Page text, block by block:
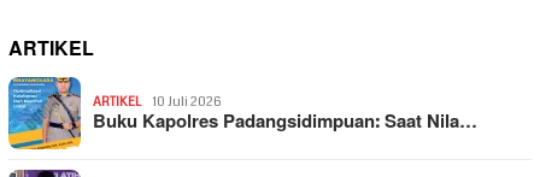
ARTIKEL
ARTIKEL 10 Juli 2026
Buku Kapolres Padangsidimpuan: Saat Nila…